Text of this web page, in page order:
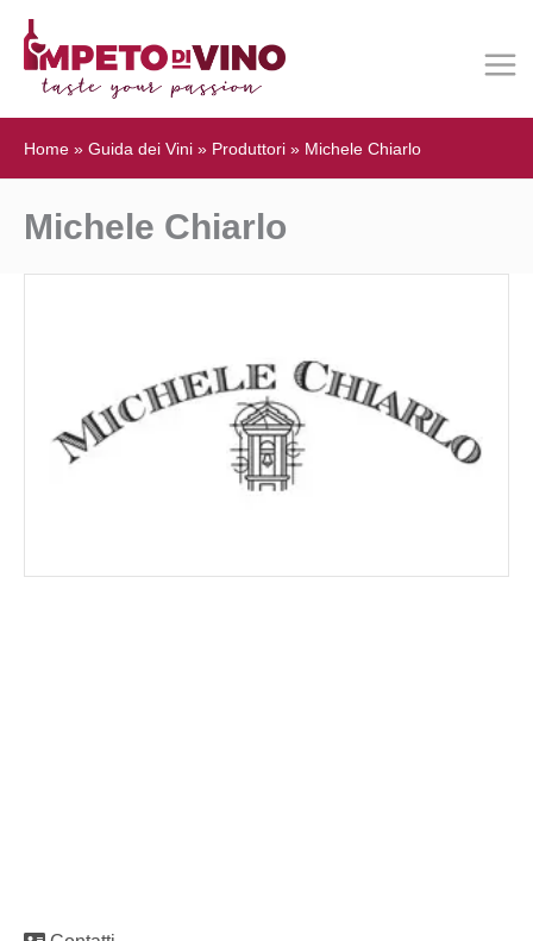
Home » Guida dei Vini » Produttori » Michele Chiarlo
Michele Chiarlo